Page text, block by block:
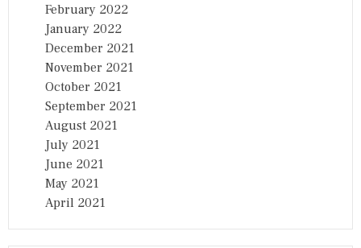
February 2022
January 2022
December 2021
November 2021
October 2021
September 2021
August 2021
July 2021
June 2021
May 2021
April 2021